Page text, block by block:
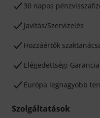
30 napos
Javítás/Szervizelés
Hozzáértők
Elégedettségi Garancia
Európa legnagyobb
Szolgáltatások